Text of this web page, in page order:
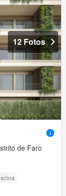
12 Fotos
de Faro